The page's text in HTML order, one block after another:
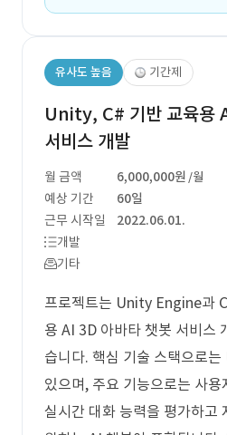
유사도 높음 기간제
Unity, C# 기반 교육용
서비스 개발
월 금액 6,000,000원 /월
예상 기간
60일
근무 시작일
2022.06.01.
개발
기타
프로젝트는 Unity Engine과
용 AI 3D 아바타 챗봇 서비스
습니다. 핵심 기술 스택으로
있으며, 주요 기능으로는 사용
실시간 대화 능력을 평가하고